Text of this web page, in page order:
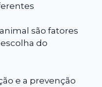
são fatores
do
e a prevenção